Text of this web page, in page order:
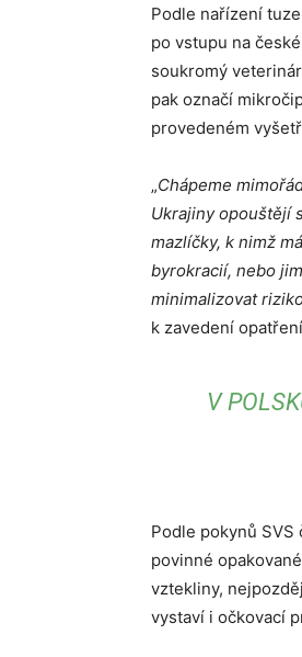
Podle nařízení
po vstupu na
soukromý
pak označí
provedeném
„Chápeme
Ukrajiny opouštějí
mazlíčky, k nimž
byrokracií, nebo
minimalizovat
k zavedení
V
Podle pokynů
povinné
vztekliny,
vystaví i očkovací